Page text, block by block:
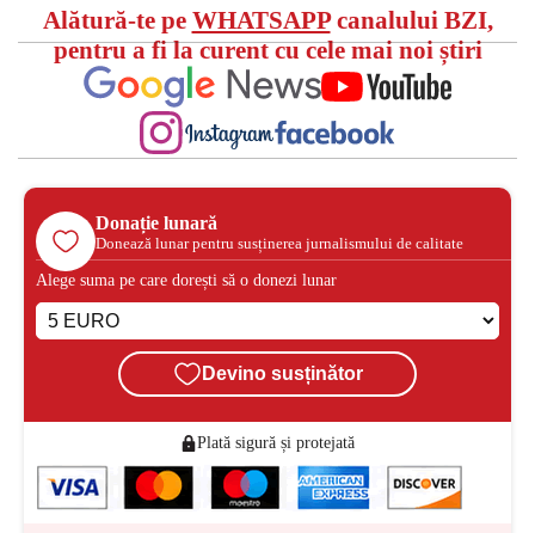
Alătură-te pe WHATSAPPcanalului BZI,
pentru a fi la curent cu cele mai noi știri
Donație lunară
Donează lunar pentru susținerea jurnalismului de calitate
Alege suma pe care dorești să o donezi lunar
Devino susținător
Plată sigură și protejată